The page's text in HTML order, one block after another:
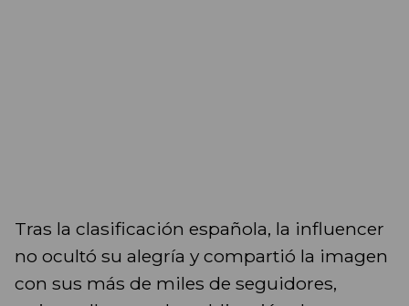
Tras la clasificación española, la influencer
no ocultó su alegría y compartió la imagen
con sus más de miles de seguidores,